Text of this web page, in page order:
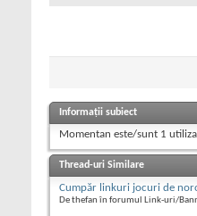
Informații subiect
Momentan este/sunt 1
Thread-uri Similare
Cumpăr linkuri jocuri de
De thefan în forumul Link-uri/